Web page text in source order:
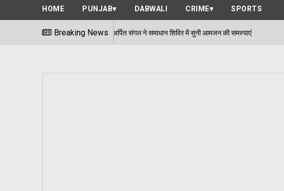
HOME PUNJAB DABWALI CRIME SPORTS
Breaking News
एडीसी अर्पित संगल ने समाधान शिविर में सुनी आमजन की समस्याएं 06/08/2026